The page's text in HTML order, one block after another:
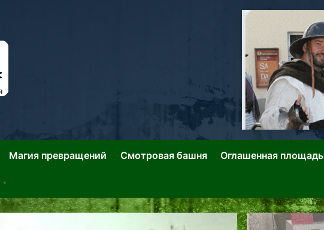
Таллин: Переулки Городских Легенд
Магия превращений Смотровая башня Оглашенная площадь
▼